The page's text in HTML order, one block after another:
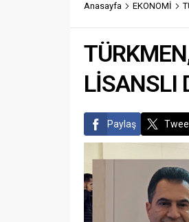
Anasayfa EKONOMİ
LİSANSLI
Paylaş